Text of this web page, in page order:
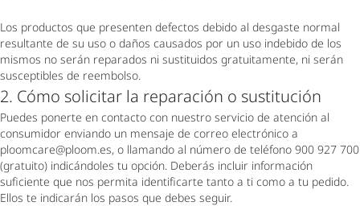
Los productos que presenten defectos debido al desgaste normal
resultante de su uso o daños causados por un uso indebido de los
mismos no serán reparados ni sustituidos gratuitamente, ni serán
susceptibles de reembolso.
2. Cómo solicitar la reparación o sustitución
Puedes ponerte en contacto con nuestro servicio de atención al
consumidor enviando un mensaje de correo electrónico a
ploomcare@ploom.es, o llamando al número de teléfono 900 927 700
(gratuito) indicándoles tu opción. Deberás incluir información
suficiente que nos permita identificarte tanto a ti como a tu pedido.
Ellos te indicarán los pasos que debes seguir.